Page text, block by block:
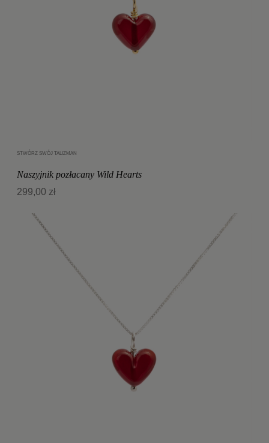
STWÓRZ SWÓJ TALIZMAN
Naszyjnik pozłacany Wild Hearts
299,00 zł